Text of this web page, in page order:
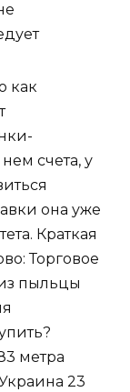
как
счета, у
она уже
Краткая
Торговое
пыльцы
метра
23